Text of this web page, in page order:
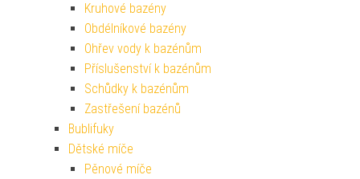
Kruhové bazény
Obdélníkové bazény
Ohřev vody k bazénům
Příslušenství k bazénům
Schůdky k bazénům
Zastřešení bazénů
Bublifuky
Dětské míče
Pěnové míče